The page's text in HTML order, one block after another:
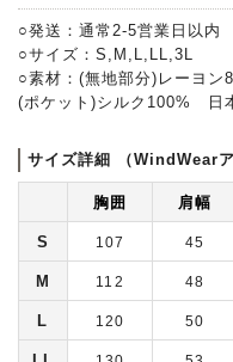
○発送：通常2-5営業日以内
○サイズ：S,M,L,LL,3L
○素材：(無地部分)レーヨン
(ポケット)シルク100% 日
サイズ詳細 （WindWear
胸囲 肩幅
S 107 45
M 112 48
L 120 50